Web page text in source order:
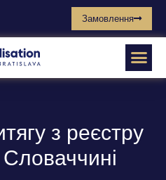
Замовлення
з реєстру